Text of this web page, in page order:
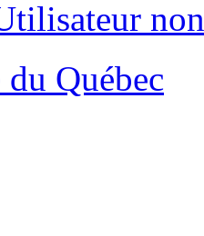
Québec